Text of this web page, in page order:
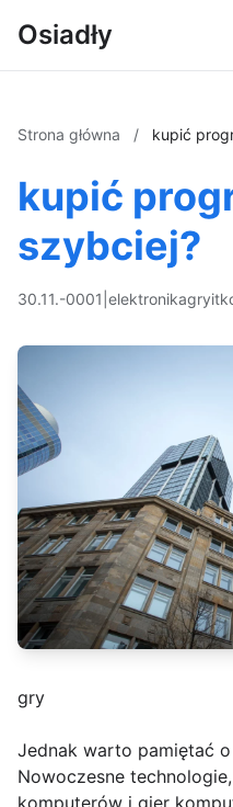
Osiadły
Strona główna / kupić
kupić
szybciej?
30.11.-0001 elektronikagryit
gry
Jednak warto pamiętać
Nowoczesne